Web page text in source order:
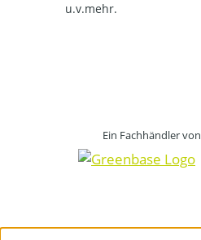
u.v.mehr.
Ein Fachhändler von